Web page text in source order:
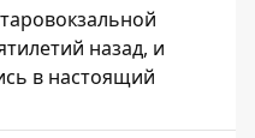
назад, и
в настоящий